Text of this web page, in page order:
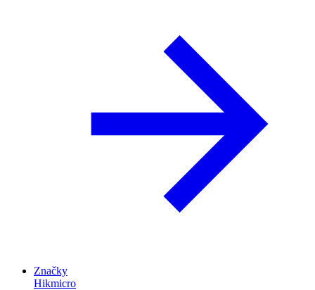
Značky
Hikmicro